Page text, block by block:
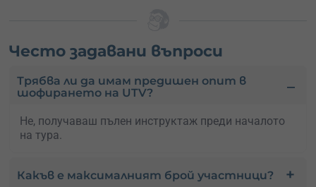
Често задавани въпроси
Трябва ли да имам предишен опит в
шофирането на UTV?
Не, получаваш пълен инструктаж преди началото
на тура.
Какъв е максималният брой участници?